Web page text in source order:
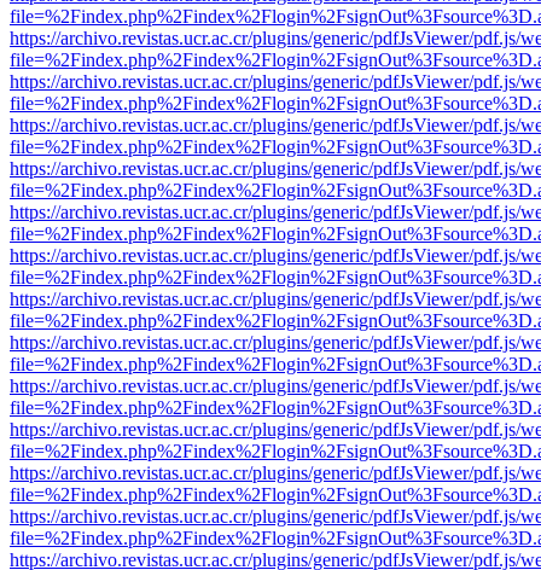
https://archivo.revistas.ucr.ac.cr/plugins/generic/pdfJsViewer/pdf.js/
https://archivo.revistas.ucr.ac.cr/plugins/generic/pdfJsViewer/pdf.js/
https://archivo.revistas.ucr.ac.cr/plugins/generic/pdfJsViewer/pdf.js/
https://archivo.revistas.ucr.ac.cr/plugins/generic/pdfJsViewer/pdf.js/
https://archivo.revistas.ucr.ac.cr/plugins/generic/pdfJsViewer/pdf.js/
https://archivo.revistas.ucr.ac.cr/plugins/generic/pdfJsViewer/pdf.js/
https://archivo.revistas.ucr.ac.cr/plugins/generic/pdfJsViewer/pdf.js/
https://archivo.revistas.ucr.ac.cr/plugins/generic/pdfJsViewer/pdf.js/
https://archivo.revistas.ucr.ac.cr/plugins/generic/pdfJsViewer/pdf.js/
https://archivo.revistas.ucr.ac.cr/plugins/generic/pdfJsViewer/pdf.js/
https://archivo.revistas.ucr.ac.cr/plugins/generic/pdfJsViewer/pdf.js/
https://archivo.revistas.ucr.ac.cr/plugins/generic/pdfJsViewer/pdf.js/
https://archivo.revistas.ucr.ac.cr/plugins/generic/pdfJsViewer/pdf.js/